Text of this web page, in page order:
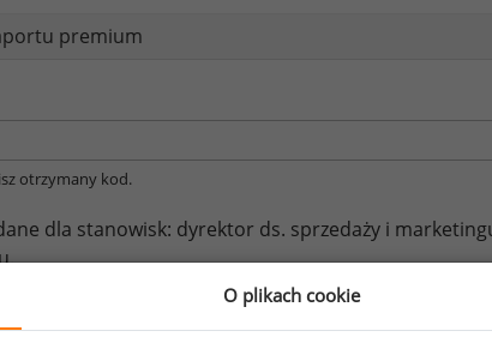
premium
otrzymany kod.
dla stanowisk: dyrektor ds. sprzedaży i
raportu jednego z powyższych stanowisk
O plikach cookie